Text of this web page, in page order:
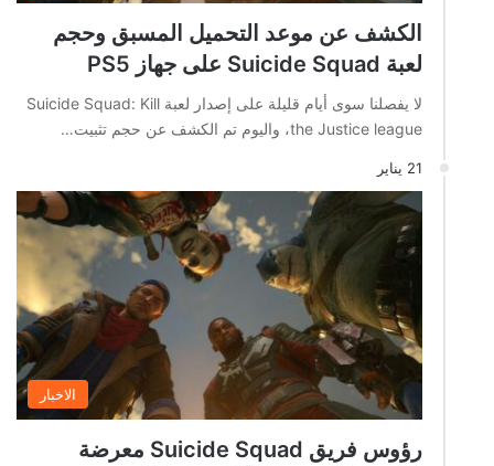
الكشف عن موعد التحميل المسبق وحجم
لعبة Suicide Squad على جهاز PS5
لا يفصلنا سوى أيام قليلة على إصدار لعبة Suicide Squad: Kill
the Justice league، واليوم تم الكشف عن حجم تثبيت…
21 يناير
الاخبار
رؤوس فريق Suicide Squad معرضة